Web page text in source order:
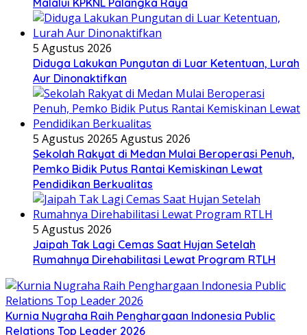
Malalui KPKNL Palangka Raya
5 Agustus 2026
Diduga Lakukan Pungutan di Luar Ketentuan, Lurah
Aur Dinonaktifkan
5 Agustus 20265 Agustus 2026
Sekolah Rakyat di Medan Mulai Beroperasi Penuh,
Pemko Bidik Putus Rantai Kemiskinan Lewat
Pendidikan Berkualitas
5 Agustus 2026
Jaipah Tak Lagi Cemas Saat Hujan Setelah
Rumahnya Direhabilitasi Lewat Program RTLH
Kurnia Nugraha Raih Penghargaan Indonesia Public
Relations Top Leader 2026